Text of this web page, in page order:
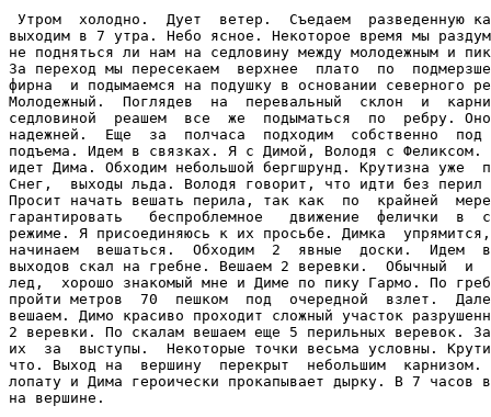
Утром  холодно.  Дует  ветер.  Съедаем  разведенную
выходим в 7 утра. Небо ясное. Некоторое время мы
не подняться ли нам на седловину между молодежным и
За переход мы пересекаем  верхнее  плато  по
фирна  и подымаемся на подушку в основании северного
Молодежный.  Поглядев  на  перевальный  склон  и
седловиной  реашем  все  же  подыматься  по  ребру.
надежней.  Еще  за  полчаса  подходим  собственно  под
подъема. Идем в связках. Я с Димой, Володя с Феликсом.
идет Дима. Обходим небольшой бергшрунд. Крутизна уже
Снег,  выходы льда. Володя говорит, что идти без перил
Просит начать вешать перила, так как  по  крайней
гарантировать   беспроблемное   движение  фелички  в
режиме. Я присоединяюсь к их просьбе. Димка
начинаем  вешаться.  Обходим  2  явные  доски.  Идем  в
выходов скал на гребне. Вешаем 2 веревки.  Обычный  и
лед,  хорошо знакомый мне и Диме по пику Гармо. По
пройти метров  70  пешком  под  очередной  взлет.
вешаем. Димо красиво проходит сложный участок
2 веревки. По скалам вешаем еще 5 перильных веревок.
их  за  выступы.  Некоторые точки весьма условны.
что. Выход на  вершину  перекрыт  небольшим  карнизом.
лопату и Дима героически прокапывает дырку. В 7 часов
на вершине.